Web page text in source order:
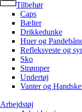
Tilbehør
Caps
Bælter
Drikkedunke
Huer og
Refleksveste og
Sko
Strømper
Undertøj
Vanter og
Arbejdstøj